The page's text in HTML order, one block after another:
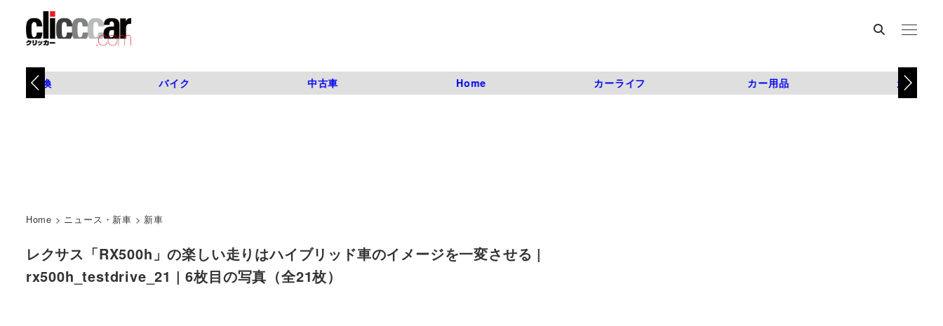
タイヤ交換 バイク 中古車 Home カーライフ カー用品 カスタム
Home > ニュース・新車 > 新車
レクサス「RX500h」の楽しい走りはハイブリッド車のイメージを一変させる |
rx500h_testdrive_21 | 6枚目の写真（全21枚）